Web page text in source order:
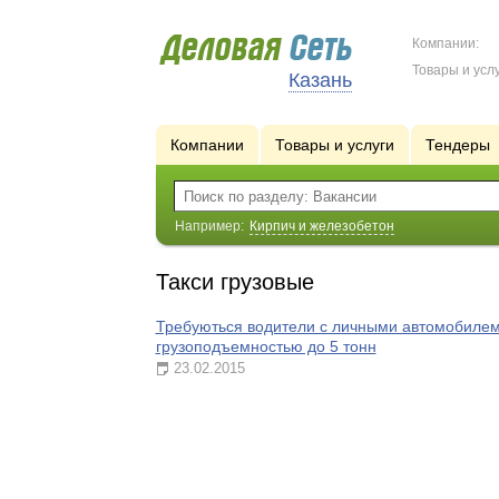
Казань
Компании:
Товары и
Компании Товары и услуги Тендеры
Например: Кирпич и железобетон
Такси грузовые
Требуються водители с личными
грузоподъемностью до 5 тонн
23.02.2015